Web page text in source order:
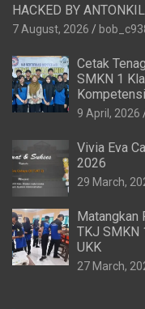
HACKED BY
7 August, 2026
Cetak
SMKN 1
9 April, 2026
Vivia Eva
2026
29 March,
Matangkan
TKJ SMKN
UKK
27 March,